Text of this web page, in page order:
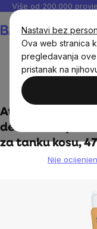
Nastavi bez
Ova web stranica
pregledavanja
pristanak na
Preskoči
sadržaj
Više od 200.000
Attitude -
detoksikacijskim
za tanku kosu,
Nije